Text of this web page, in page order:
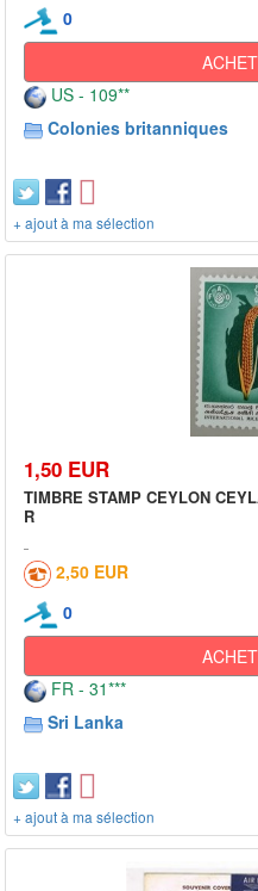
0
US - 109**
Colonies britanniques
+ ajout à ma sélection
1,50 EUR
TIMBRE STAMP CEYLON
R
2,50 EUR
0
FR - 31***
Sri Lanka
+ ajout à ma sélection